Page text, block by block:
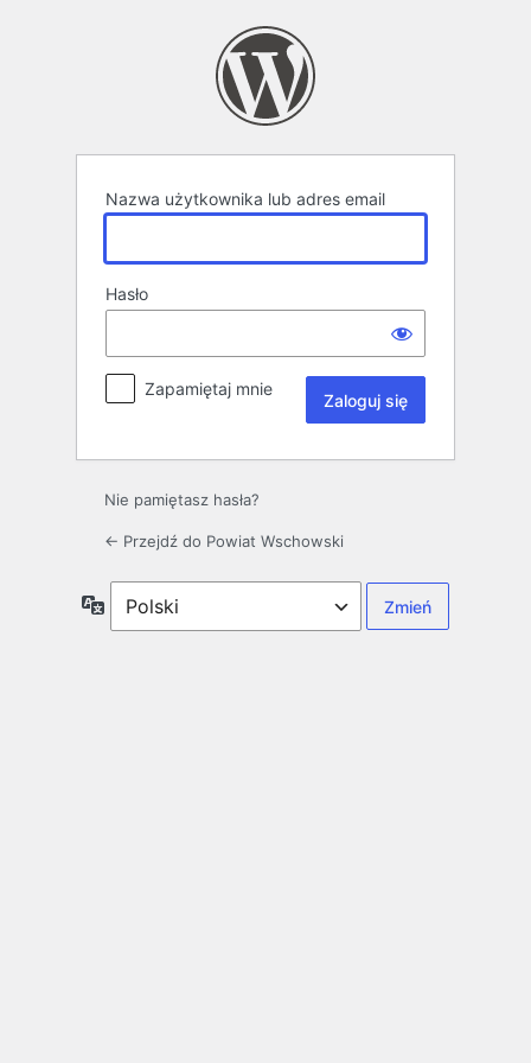
Nazwa użytkownika lub adres email
Hasło
Zapamiętaj mnie
Nie pamiętasz hasła?
← Przejdź do Powiat Wschowski
Język